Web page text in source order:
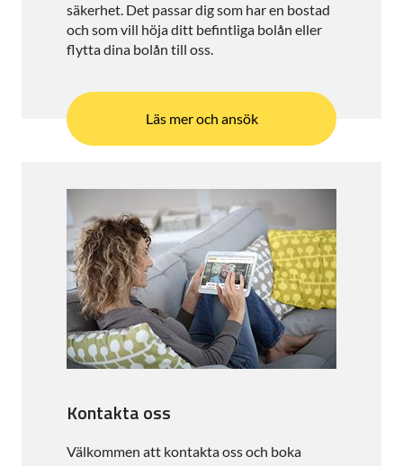
säkerhet. Det passar dig som har en bostad
och som vill höja ditt befintliga bolån eller
flytta dina bolån till oss.
Läs mer och ansök
Kontakta oss
Välkommen att kontakta oss och boka